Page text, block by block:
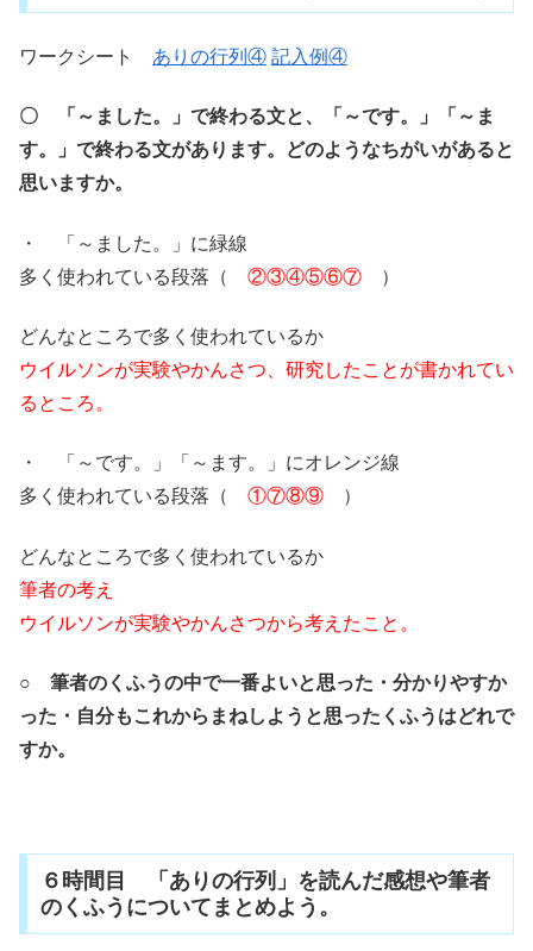
ワークシート ありの行列④ 記入例④
〇 「～ました。」で終わる文と、「～です。」「～ま
す。」で終わる文があります。どのようなちがいがあると
思いますか。
・ 「～ました。」に緑線
多く使われている段落（ ②③④⑤⑥⑦ ）
どんなところで多く使われているか
ウイルソンが実験やかんさつ、研究したことが書かれてい
るところ。
・ 「～です。」「～ます。」にオレンジ線
多く使われている段落（ ①⑦⑧⑨ ）
どんなところで多く使われているか
筆者の考え
ウイルソンが実験やかんさつから考えたこと。
○ 筆者のくふうの中で一番よいと思った・分かりやすか
った・自分もこれからまねしようと思ったくふうはどれで
すか。
６時間目 「ありの行列」を読んだ感想や筆者
のくふうについてまとめよう。